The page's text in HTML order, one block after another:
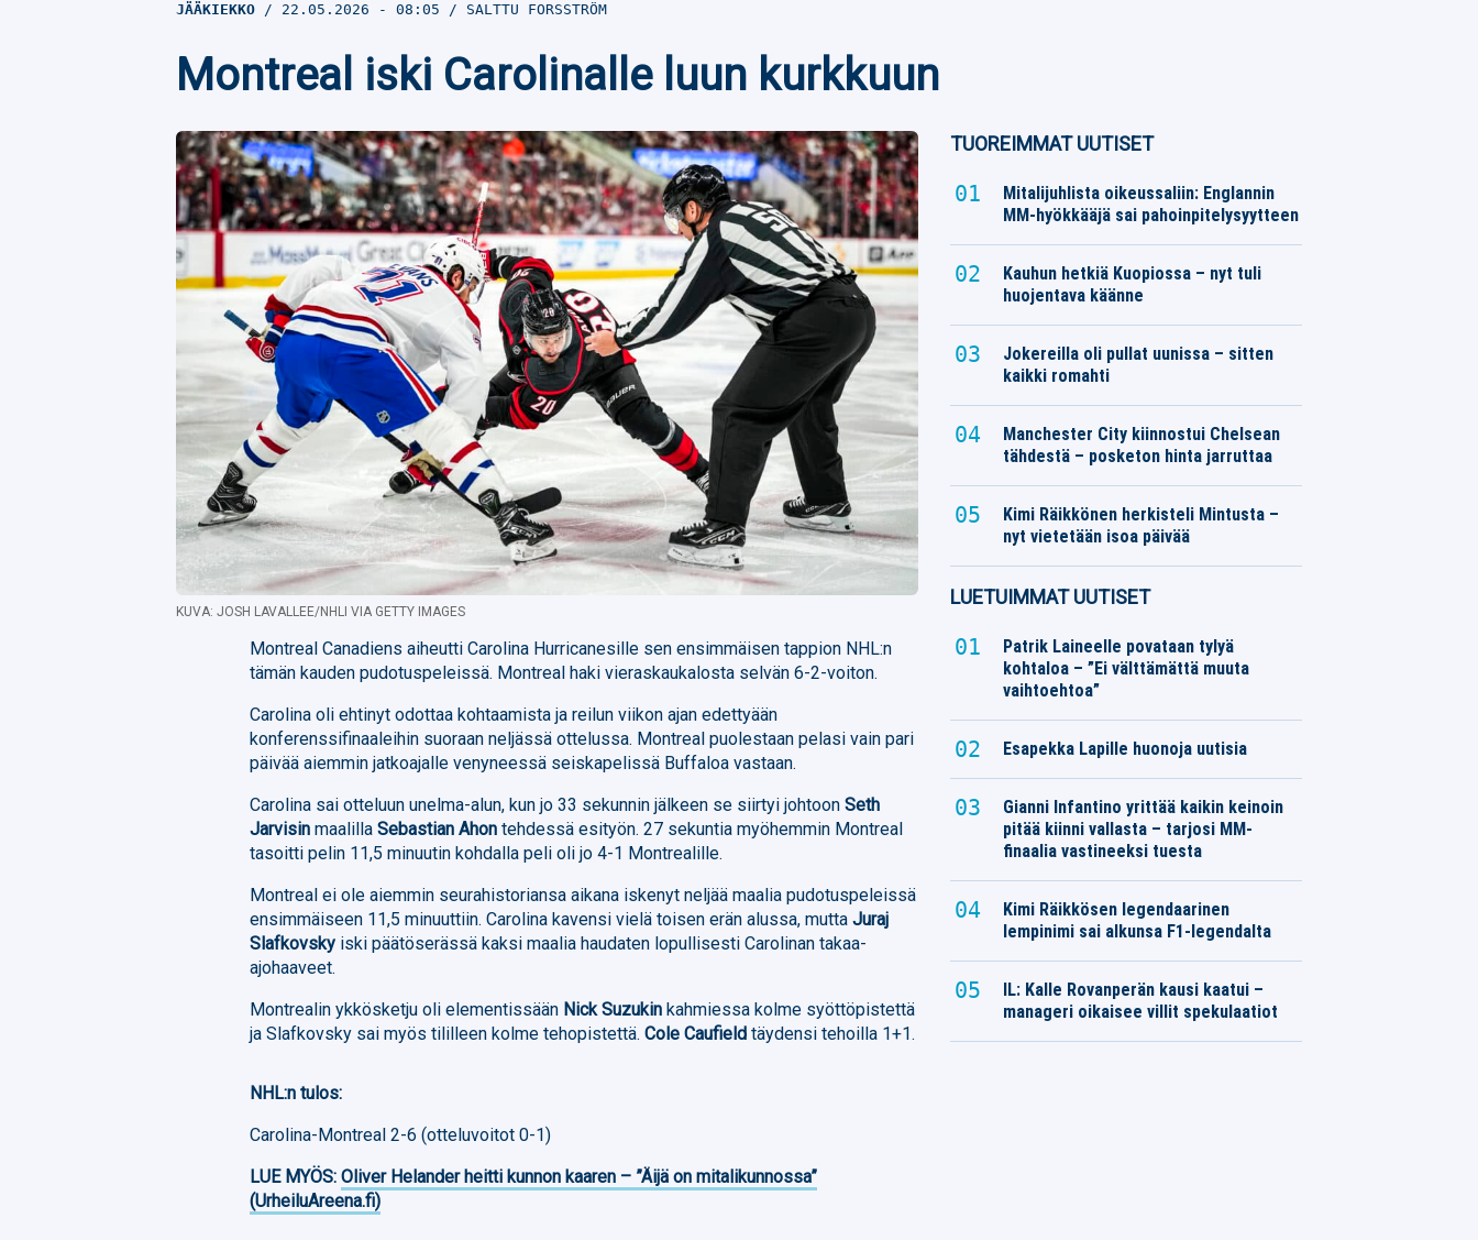
JÄÄKIEKKO 22.05.2026 - 08:05 SALTTU FORSSTRÖM
Montreal iski Carolinalle luun kurkkuun
KUVA: JOSH LAVALLEE/NHLI VIA GETTY IMAGES
Montreal Canadiens aiheutti Carolina Hurricanesille sen ensimmäisen tappion NHL:n
tämän kauden pudotuspeleissä. Montreal haki vieraskaukalosta selvän 6-2-voiton.
Carolina oli ehtinyt odottaa kohtaamista ja reilun viikon ajan edettyään
konferenssifinaaleihin suoraan neljässä ottelussa. Montreal puolestaan pelasi vain pari
päivää aiemmin jatkoajalle venyneessä seiskapelissä Buffaloa vastaan.
Carolina sai otteluun unelma-alun, kun jo 33 sekunnin jälkeen se siirtyi johtoonSeth
Jarvisin maalillaSebastian Ahon tehdessä esityön. 27 sekuntia myöhemmin Montreal
tasoitti pelin 11,5 minuutin kohdalla peli oli jo 4-1 Montrealille.
Montreal ei ole aiemmin seurahistoriansa aikana iskenyt neljää maalia pudotuspeleissä
ensimmäiseen 11,5 minuuttiin. Carolina kavensi vielä toisen erän alussa, muttaJuraj
Slafkovsky iski päätöserässä kaksi maalia haudaten lopullisesti Carolinan takaa-
ajohaaveet.
Montrealin ykkösketju oli elementissään Nick Suzukin kahmiessa kolme syöttöpistettä
ja Slafkovsky sai myös tililleen kolme tehopistettä.Cole Caufield täydensi tehoilla 1+1.
NHL:n tulos:
Carolina-Montreal 2-6 (otteluvoitot 0-1)
LUE MYÖS:Oliver Helander heitti kunnon kaaren – ”Äijä on mitalikunnossa”
(UrheiluAreena.fi)
TUOREIMMAT UUTISET
Mitalijuhlista oikeussaliin: Englannin
MM-hyökkääjä sai pahoinpitelysyytteen
Kauhun hetkiä Kuopiossa – nyt tuli
huojentava käänne
Jokereilla oli pullat uunissa – sitten
kaikki romahti
Manchester City kiinnostui Chelsean
tähdestä – posketon hinta jarruttaa
Kimi Räikkönen herkisteli Mintusta –
nyt vietetään isoa päivää
LUETUIMMAT UUTISET
Patrik Laineelle povataan tylyä
kohtaloa – ”Ei välttämättä muuta
vaihtoehtoa”
Esapekka Lapille huonoja uutisia
Gianni Infantino yrittää kaikin keinoin
pitää kiinni vallasta – tarjosi MM-
finaalia vastineeksi tuesta
Kimi Räikkösen legendaarinen
lempinimi sai alkunsa F1-legendalta
IL: Kalle Rovanperän kausi kaatui –
manageri oikaisee villit spekulaatiot